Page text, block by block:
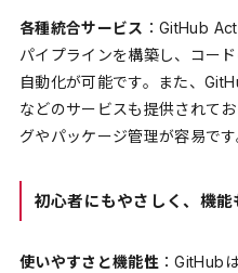
各種統合サービス ：GitHub
パイプラインを構築し、コー
自動化が可能です。また、
などのサービスも提供されて
グやパッケージ管理が容易です
初心者にもやさしく、機能
使いやすさと機能性 ：GitHub